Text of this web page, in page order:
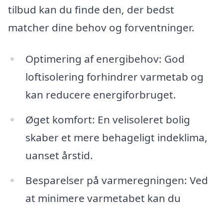
tilbud kan du finde den, der bedst
matcher dine behov og forventninger.
Optimering af energibehov: God
loftisolering forhindrer varmetab og
kan reducere energiforbruget.
Øget komfort: En velisoleret bolig
skaber et mere behageligt indeklima,
uanset årstid.
Besparelser på varmeregningen: Ved
at minimere varmetabet kan du